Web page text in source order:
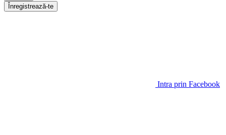
Înregistrează-te
Intra prin Facebook